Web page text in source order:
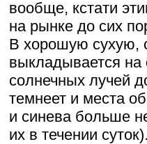
вообще, кстати
на рынке до сих
В хорошую сухую,
выкладывается
солнечных лучей
темнеет и места
и синева больше
их в течении суток).